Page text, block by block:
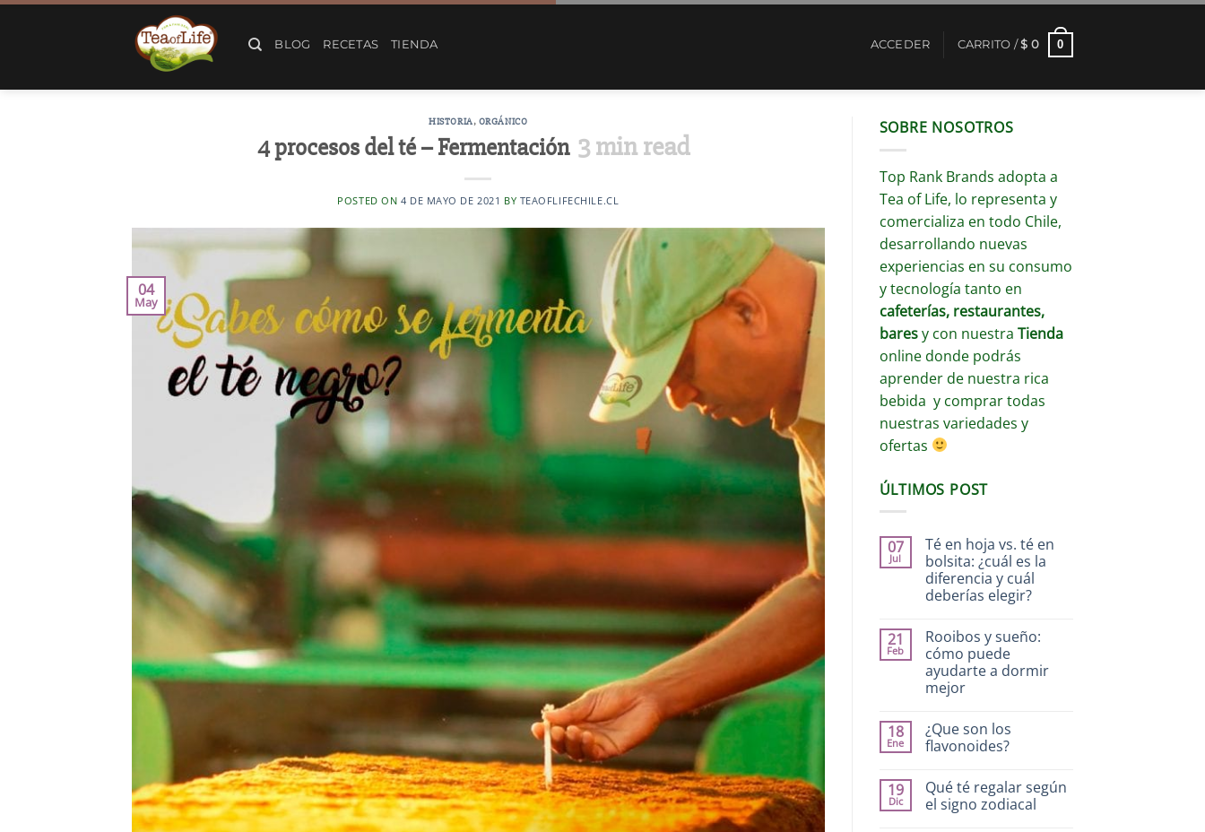
BLOG RECETAS TIENDA ACCEDER CARRITO /$ 0 0
HISTORIA, ORGÁNICO
4 procesos del té – Fermentación 3min read
POSTED ON 4 DE MAYO DE 2021 BY TEAOFLIFECHILE.CL
04
May
SOBRE NOSOTROS
Top Rank Brands adopta a
Tea of Life, lo representa y
comercializa en todo Chile,
desarrollando nuevas
experiencias en su consumo
y tecnología tanto en
cafeterías, restaurantes,
baresy con nuestra Tienda
online donde podrás
aprender de nuestra rica
bebida y comprar todas
nuestras variedades y
ofertas
ÚLTIMOS POST
07
Jul
Té en hoja vs. té en
bolsita: ¿cuál es la
diferencia y cuál
deberías elegir?
21
Feb
Rooibos y sueño:
cómo puede
ayudarte a dormir
mejor
18
Ene
¿Que son los
flavonoides?
19
Dic
Qué té regalar según
el signo zodiacal